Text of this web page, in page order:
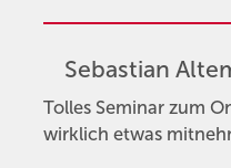
Sebastian
Tolles Seminar zum
wirklich etwas